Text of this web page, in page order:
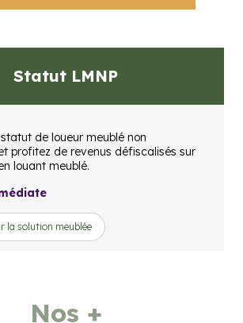
Statut LMNP
de loueur meublé non
profitez de revenus défiscalisés sur
louant meublé.
la solution meublée
Nos +